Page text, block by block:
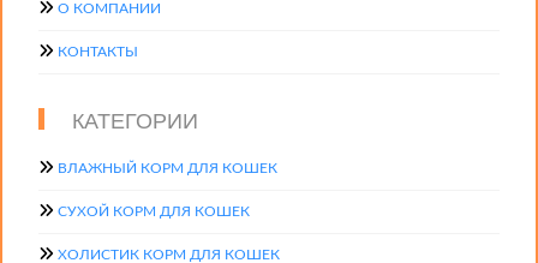
О КОМПАНИИ
КОНТАКТЫ
КАТЕГОРИИ
ВЛАЖНЫЙ КОРМ ДЛЯ КОШЕК
СУХОЙ КОРМ ДЛЯ КОШЕК
ХОЛИСТИК КОРМ ДЛЯ КОШЕК